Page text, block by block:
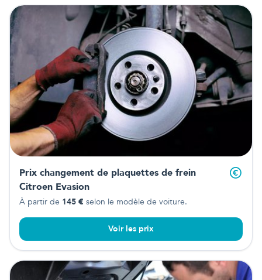
Prix changement de plaquettes de frein
Citroen Evasion
À partir de 145 € selon le modèle de voiture.
Voir les prix